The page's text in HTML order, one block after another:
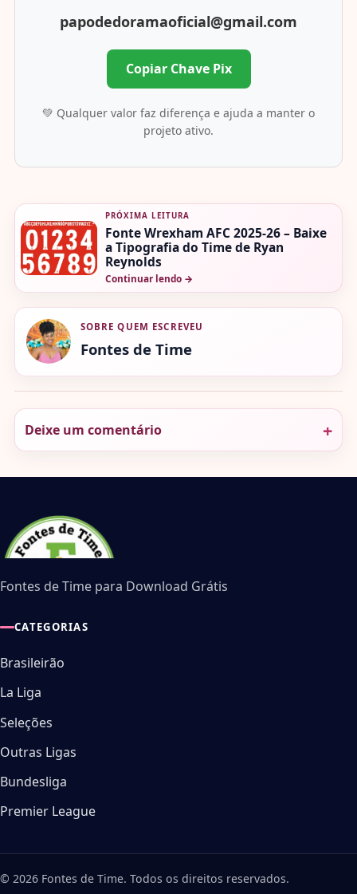
papodedoramaoficial@gmail.com
Copiar Chave Pix
💚 Qualquer valor faz diferença e ajuda a manter o
projeto ativo.
PRÓXIMA LEITURA
Fonte Wrexham AFC 2025-26 – Baixe
a Tipografia do Time de Ryan
Reynolds
Continuar lendo →
SOBRE QUEM ESCREVEU
Fontes de Time
Deixe um comentário
Fontes de Time para Download Grátis
CATEGORIAS
Brasileirão
La Liga
Seleções
Outras Ligas
Bundesliga
Premier League
© 2026 Fontes de Time. Todos os direitos reservados.